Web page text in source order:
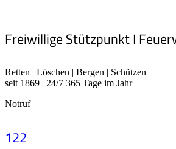
Freiwillige Stützpunkt I
Retten | Löschen | Bergen | Schützen
seit 1869 | 24/7 365 Tage im Jahr
Notruf
122